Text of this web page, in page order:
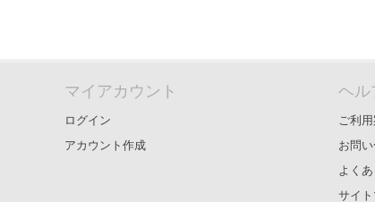
マイアカウント
ログイン
アカウント作成
ヘル
ご利
お問
よくあ
サイ